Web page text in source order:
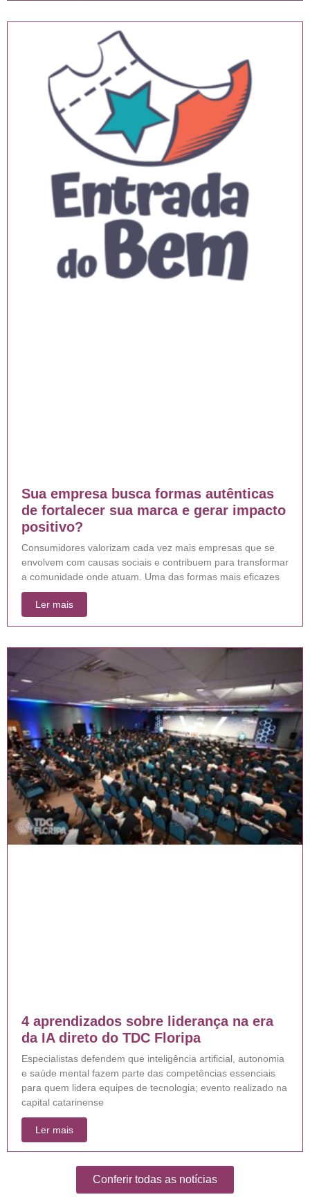
Sua empresa busca formas autênticas
de fortalecer sua marca e gerar impacto
positivo?
Consumidores valorizam cada vez mais empresas que se
envolvem com causas sociais e contribuem para transformar
a comunidade onde atuam. Uma das formas mais eficazes
Ler mais
4 aprendizados sobre liderança na era
da IA direto do TDC Floripa
Especialistas defendem que inteligência artificial, autonomia
e saúde mental fazem parte das competências essenciais
para quem lidera equipes de tecnologia; evento realizado na
capital catarinense
Ler mais
Conferir todas as notícias